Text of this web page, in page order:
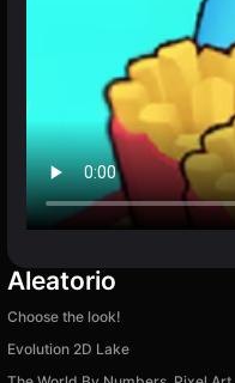
Aleatorio
Choose the look!
Evolution 2D Lake